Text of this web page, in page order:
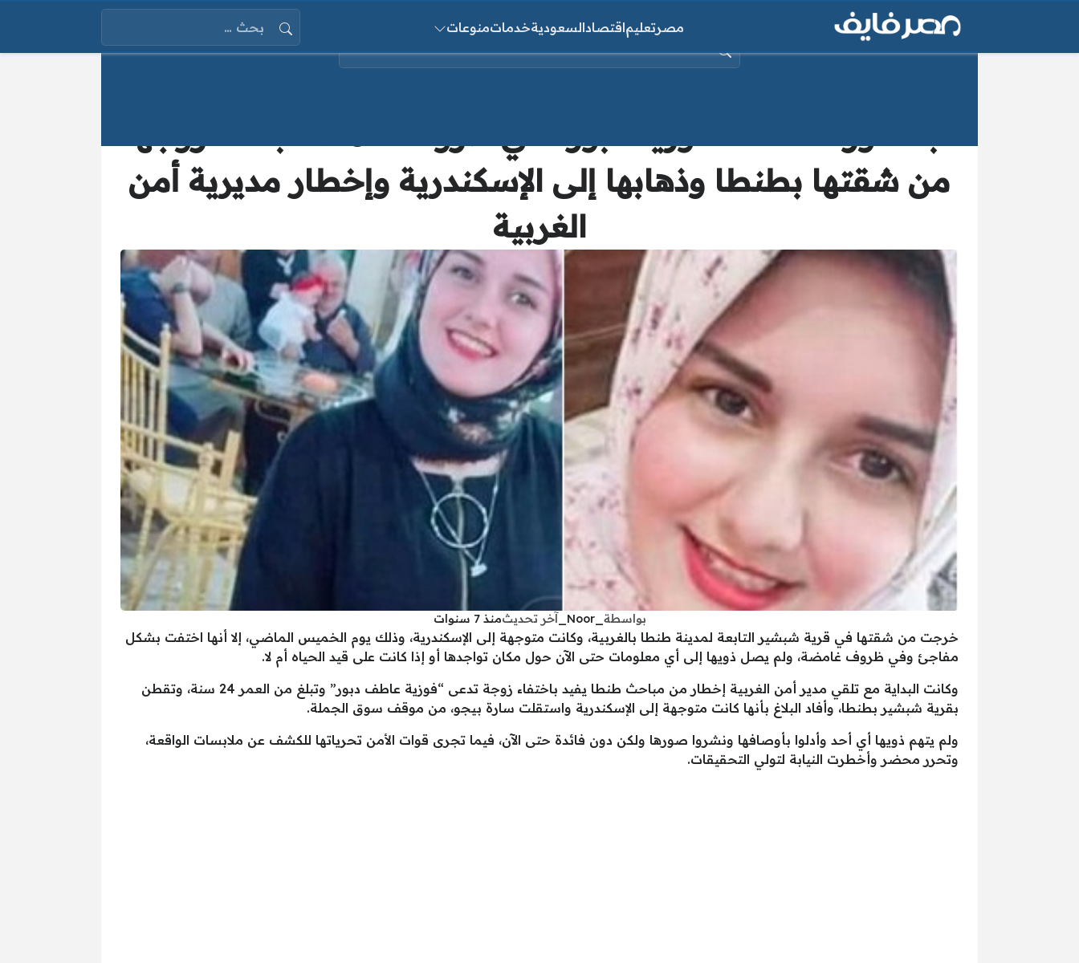
مصرتعليماقتصادالسعوديةخدماتمنوعات
البحث عن:
من شقتها بطنطا وذهابها إلى الإسكندرية وإخطار مديرية أمن
الغربية
بواسطة _Noor_ آخر تحديثمنذ 7 سنوات
خرجت من شقتها في قرية شبشير التابعة لمدينة طنطا بالغربية، وكانت متوجهة إلى الإسكندرية، وذلك يوم الخميس الماضي، إلا أنها اختفت بشكل
مفاجئ وفي ظروف غامضة، ولم يصل ذويها إلى أي معلومات حتى الآن حول مكان تواجدها أو إذا كانت على قيد الحياه أم لا.
وكانت البداية مع تلقي مدير أمن الغربية إخطار من مباحث طنطا يفيد باختفاء زوجة تدعى “فوزية عاطف دبور” وتبلغ من العمر 24 سنة، وتقطن
بقرية شبشير بطنطا، وأفاد البلاغ بأنها كانت متوجهة إلى الإسكندرية واستقلت سارة بيجو، من موقف سوق الجملة.
ولم يتهم ذويها أي أحد وأدلوا بأوصافها ونشروا صورها ولكن دون فائدة حتى الآن، فيما تجرى قوات الأمن تحرياتها للكشف عن ملابسات الواقعة،
وتحرر محضر وأخطرت النيابة لتولي التحقيقات.